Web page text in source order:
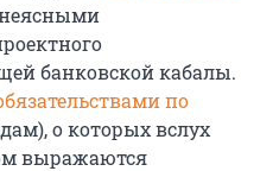
банковской кабалы.
по
о которых вслух
выражаются